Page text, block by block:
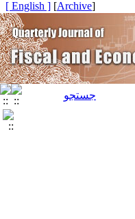
[
Archive
]
[ English ]